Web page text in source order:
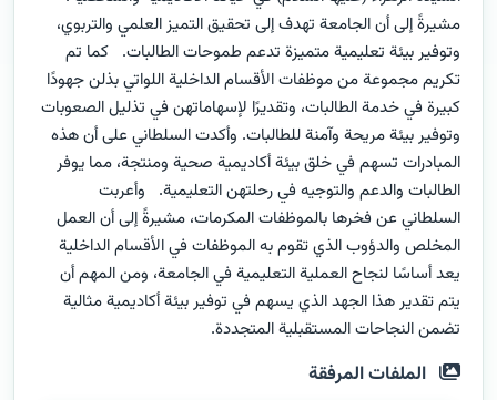
مشيرةً إلى أن الجامعة تهدف إلى تحقيق التميز العلمي والتربوي،
وتوفير بيئة تعليمية متميزة تدعم طموحات الطالبات. كما تم
تكريم مجموعة من موظفات الأقسام الداخلية اللواتي بذلن جهودًا
كبيرة في خدمة الطالبات، وتقديرًا لإسهاماتهن في تذليل الصعوبات
وتوفير بيئة مريحة وآمنة للطالبات. وأكدت السلطاني على أن هذه
المبادرات تسهم في خلق بيئة أكاديمية صحية ومنتجة، مما يوفر
الطالبات والدعم والتوجيه في رحلتهن التعليمية. وأعربت
السلطاني عن فخرها بالموظفات المكرمات، مشيرةً إلى أن العمل
المخلص والدؤوب الذي تقوم به الموظفات في الأقسام الداخلية
يعد أساسًا لنجاح العملية التعليمية في الجامعة، ومن المهم أن
يتم تقدير هذا الجهد الذي يسهم في توفير بيئة أكاديمية مثالية
تضمن النجاحات المستقبلية المتجددة.
الملفات المرفقة